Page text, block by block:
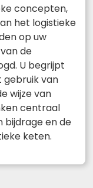
concepten,
het logistieke
op uw
de
U begrijpt
gebruik van
wijze van
centraal
bijdrage en de
keten.